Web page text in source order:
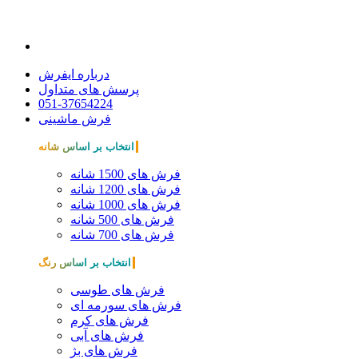
درباره ایفرش
پرسش های متداول
051-37654224
فرش ماشینی
انتخاب بر اساس شانه
فرش های 1500 شانه
فرش های 1200 شانه
فرش های 1000 شانه
فرش های 500 شانه
فرش های 700 شانه
انتخاب بر اساس رنگ
فرش های طوسی
فرش های سورمه ای
فرش های کرم
فرش های آبی
فرش های بژ